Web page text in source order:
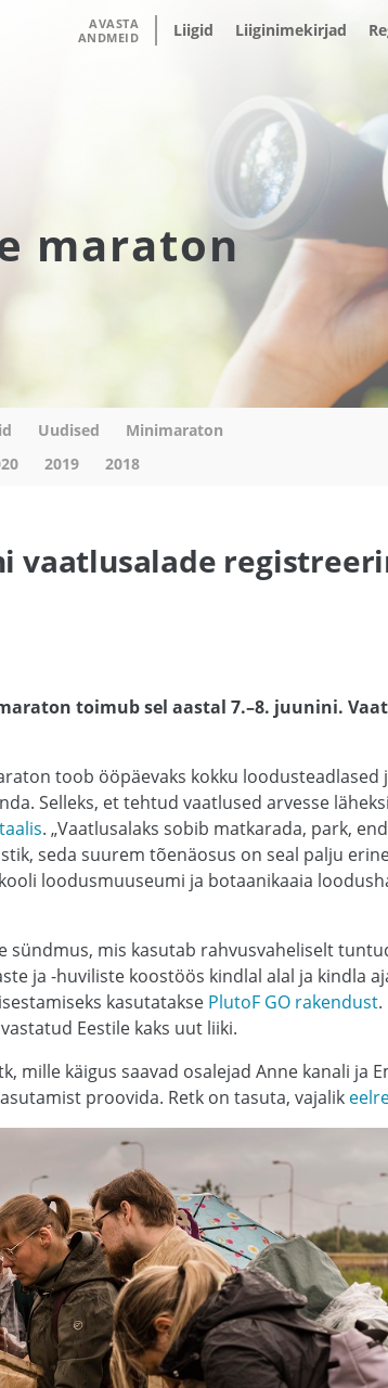
AVASTA
ANDMEID
Liigid Liiginimekirjad
maraton
Uudised
Minimaraton
2019 2018
vaatlusalade
toimub sel aastal 7.–8. juunini.
toob ööpäevaks kokku loodusteadlased
Selleks, et tehtud vaatlused arvesse
. „Vaatlusalaks sobib matkarada, park,
seda suurem tõenäosus on seal palju
loodusmuuseumi ja botaanikaaia
mis kasutab rahvusvaheliselt
ja -huviliste koostöös kindlal alal ja kindla
kasutatakse PlutoF GO rakendust
Eestile kaks uut liiki.
mille käigus saavad osalejad Anne kanali ja
proovida. Retk on tasuta, vajalik